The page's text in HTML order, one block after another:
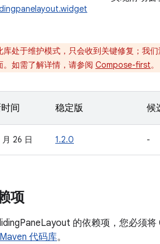
库处于维护模式，只会收到关键修复；我
如需了解详情，请参阅 Compose-first。
间 稳定版 候
26 日 1.2.0 -
项
的依赖项，您必须
代码库。